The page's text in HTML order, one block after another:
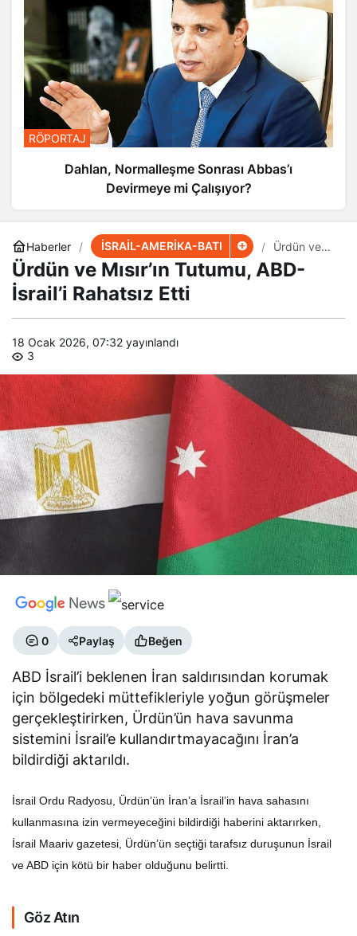
RÖPORTAJ
Dahlan, Normalleşme Sonrası Abbas’ı
Devirmeye mi Çalışıyor?
Haberler İSRAİL-AMERİKA-BATI
Ürdün ve
Mısır’ın
Tutumu,
ABD-İsrail’i
Ürdün ve Mısır’ın Tutumu, ABD-
İsrail’i Rahatsız Etti
18 Ocak 2026, 07:32 yayınlandı
3
0 Paylaş Beğen
ABD İsrail’i beklenen İran saldırısından korumak
için bölgedeki müttefikleriyle yoğun görüşmeler
gerçekleştirirken, Ürdün’ün hava savunma
sistemini İsrail’e kullandırtmayacağını İran’a
bildirdiği aktarıldı.
İsrail Ordu Radyosu, Ürdün’ün İran’a İsrail’in hava sahasını
kullanmasına izin vermeyeceğini bildirdiği haberini aktarırken,
İsrail Maariv gazetesi, Ürdün’ün seçtiği tarafsız duruşunun İsrail
ve ABD için kötü bir haber olduğunu belirtti.
Göz Atın